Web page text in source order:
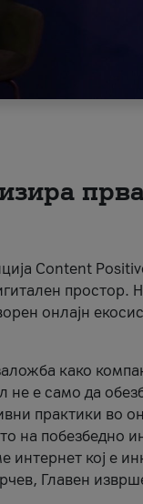
Content
простор.
онлајн
како
е само да
практики во
на побезбедно
кој е
Главен